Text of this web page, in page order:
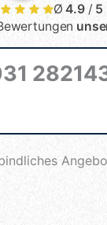
Ø4.9 / 5